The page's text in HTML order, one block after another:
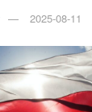
2025-08-11